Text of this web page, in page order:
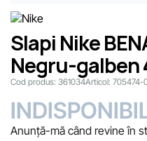
Slapi Nike
Negru-galben
Cod produs: 361034Articol: 705474-
Anunță-mă când revine în